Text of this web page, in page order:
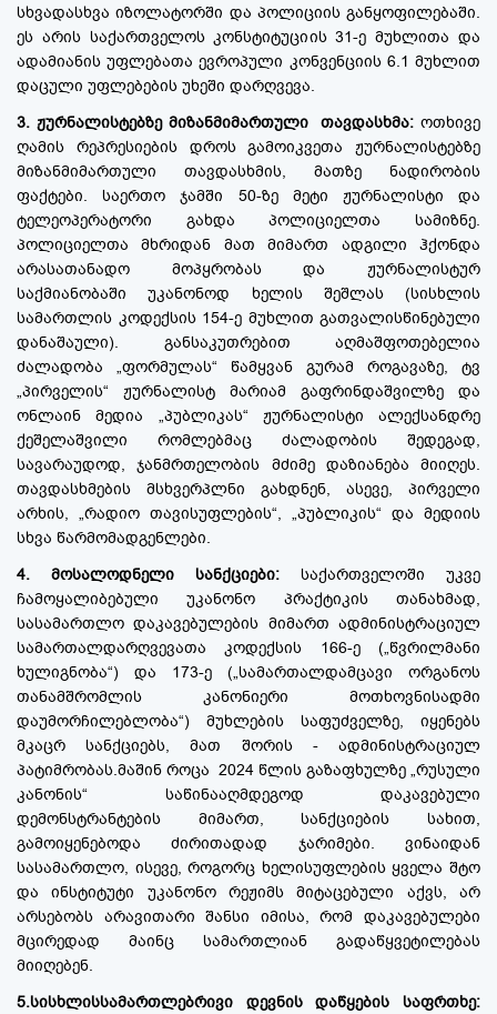
სხვადასხვა იზოლატორში და პოლიციის განყოფილებაში.
ეს არის საქართველოს კონსტიტუციის 31-ე მუხლითა და
ადამიანის უფლებათა ევროპული კონვენციის 6.1 მუხლით
დაცული უფლებების უხეში დარღვევა.
3. ჟურნალისტებზე მიზანმიმართული თავდასხმა: ოთხივე
ღამის რეპრესიების დროს გამოიკვეთა ჟურნალისტებზე
მიზანმიმართული თავდასხმის, მათზე ნადირობის
ფაქტები. საერთო ჯამში 50-ზე მეტი ჟურნალისტი და
ტელეოპერატორი გახდა პოლიციელთა სამიზნე.
პოლიციელთა მხრიდან მათ მიმართ ადგილი ჰქონდა
არასათანადო მოპყრობას და ჟურნალისტურ
საქმიანობაში უკანონოდ ხელის შეშლას (სისხლის
სამართლის კოდექსის 154-ე მუხლით გათვალისწინებული
დანაშაული). განსაკუთრებით აღმაშფოთებელია
ძალადობა „ფორმულას“ წამყვან გურამ როგავაზე, ტვ
„პირველის“ ჟურნალისტ მარიამ გაფრინდაშვილზე და
ონლაინ მედია „პუბლიკას“ ჟურნალისტი ალექსანდრე
ქეშელაშვილი რომლებმაც ძალადობის შედეგად,
სავარაუდოდ, ჯანმრთელობის მძიმე დაზიანება მიიღეს.
თავდასხმების მსხვერპლნი გახდნენ, ასევე, პირველი
არხის, „რადიო თავისუფლების“, „პუბლიკის“ და მედიის
სხვა წარმომადგენლები.
4. მოსალოდნელი სანქციები: საქართველოში უკვე
ჩამოყალიბებული უკანონო პრაქტიკის თანახმად,
სასამართლო დაკავებულების მიმართ ადმინისტრაციულ
სამართალდარღვევათა კოდექსის 166-ე („წვრილმანი
ხულიგნობა“) და 173-ე („სამართალდამცავი ორგანოს
თანამშრომლის კანონიერი მოთხოვნისადმი
დაუმორჩილებლობა“) მუხლების საფუძველზე, იყენებს
მკაცრ სანქციებს, მათ შორის - ადმინისტრაციულ
პატიმრობას.მაშინ როცა 2024 წლის გაზაფხულზე „რუსული
კანონის“ საწინააღმდეგოდ დაკავებული
დემონსტრანტების მიმართ, სანქციების სახით,
გამოიყენებოდა ძირითადად ჯარიმები. ვინაიდან
სასამართლო, ისევე, როგორც ხელისუფლების ყველა შტო
და ინსტიტუტი უკანონო რეჟიმს მიტაცებული აქვს, არ
არსებობს არავითარი შანსი იმისა, რომ დაკავებულები
მცირედად მაინც სამართლიან გადაწყვეტილებას
მიიღებენ.
5.სისხლისსამართლებრივი დევნის დაწყების საფრთხე: